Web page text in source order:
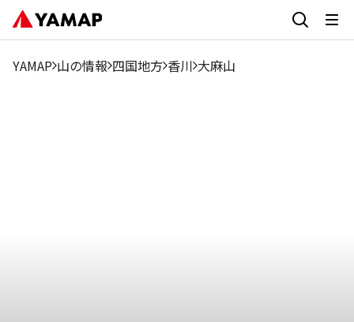
YAMAP 山の情報 四国地方 香川 大麻山
1月 2月 8月
9月